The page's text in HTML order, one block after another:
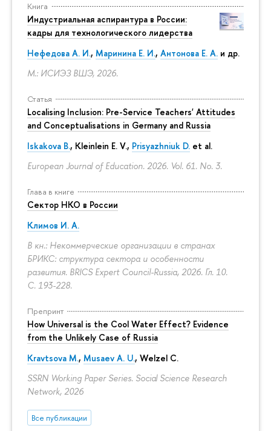
Книга
Индустриальная аспирантура в России:
кадры для технологического лидерства
Нефедова А. И., Маринина Е. И., Антонова Е. А. и др.
М.: ИСИЭЗ ВШЭ, 2026.
Статья
Localising Inclusion: Pre-Service Teachers' Attitudes
and Conceptualisations in Germany and Russia
Iskakova B., Kleinlein E. V., Prisyazhniuk D. et al.
European Journal of Education. 2026. Vol. 61. No. 3.
Глава в книге
Сектор НКО в России
Климов И. А.
В кн.: Некоммерческие организации в странах
БРИКС: структура сектора и особенности
развития. BRICS Expert Council-Russia, 2026. Гл. 10.
С. 193-228.
Препринт
How Universal is the Cool Water Effect? Evidence
from the Unlikely Case of Russia
Kravtsova M., Musaev A. U., Welzel C.
SSRN Working Paper Series. Social Science Research
Network, 2026
Все публикации